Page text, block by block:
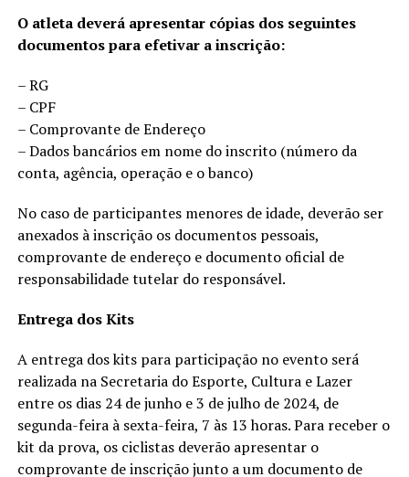
O atleta deverá apresentar cópias dos seguintes
documentos para efetivar a inscrição:
– RG
– CPF
– Comprovante de Endereço
– Dados bancários em nome do inscrito (número da
conta, agência, operação e o banco)
No caso de participantes menores de idade, deverão ser
anexados à inscrição os documentos pessoais,
comprovante de endereço e documento oficial de
responsabilidade tutelar do responsável.
Entrega dos Kits
A entrega dos kits para participação no evento será
realizada na Secretaria do Esporte, Cultura e Lazer
entre os dias 24 de junho e 3 de julho de 2024, de
segunda-feira à sexta-feira, 7 às 13 horas. Para receber o
kit da prova, os ciclistas deverão apresentar o
comprovante de inscrição junto a um documento de